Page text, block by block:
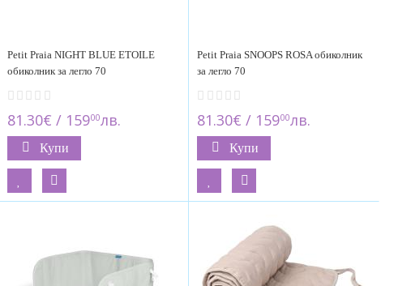
Petit Praia NIGHT BLUE ETOILE
обиколник за легло 70
81.30€ / 15900лв.
Купи
Petit Praia SNOOPS ROSA обиколник
за легло 70
81.30€ / 15900лв.
Купи